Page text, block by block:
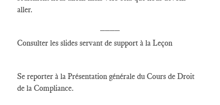
aller.
Consulter les slides servant de support à la Leçon
Se reporter à la Présentation générale du Cours de Droit
de la Compliance.